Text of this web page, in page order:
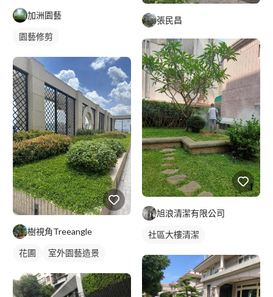
加洲園藝
園藝修剪
樹視角Treeangle
花圃 室外園藝造景
張民昌
旭浪清潔有限公司
社區大樓清潔